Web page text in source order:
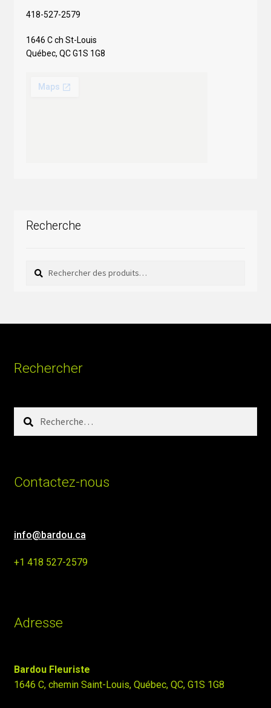
418-527-2579
1646 C ch St-Louis
Québec, QC G1S 1G8
Recherche
Rechercher :
Rechercher
Rechercher
Rechercher :
Contactez-nous
info@bardou.ca
+1 418 527-2579
Adresse
Bardou Fleuriste
1646 C, chemin Saint-Louis, Québec, QC, G1S 1G8